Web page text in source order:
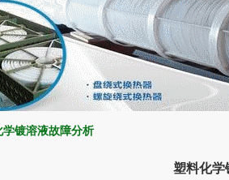
学镀溶液故障分析
塑料化学